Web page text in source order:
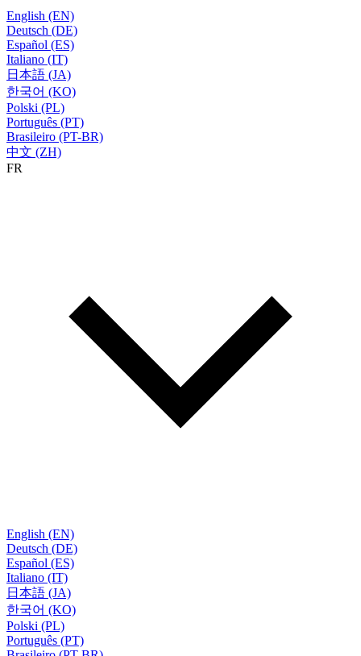
English (EN)
Deutsch (DE)
Español (ES)
Italiano (IT)
日本語 (JA)
한국어 (KO)
Polski (PL)
Português (PT)
Brasileiro (PT-BR)
中文 (ZH)
FR
English (EN)
Deutsch (DE)
Español (ES)
Italiano (IT)
日本語 (JA)
한국어 (KO)
Polski (PL)
Português (PT)